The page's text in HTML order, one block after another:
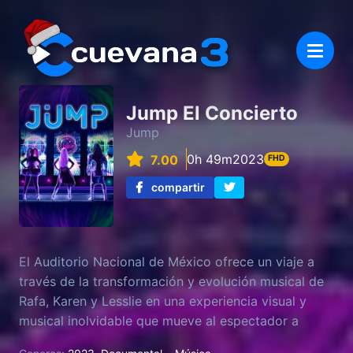
Jump El Concierto
Jump
7.00 0h 49m2023 FHD
compartir
El Auditorio Nacional de México ofrece un viaje a
través de la transformación y evolución musical de
Rafa, Karen y Lesslie en una experiencia visual y
musical inolvidable que mueve al espectador a
pensar e incorporar un mensaje claro sobre cambios